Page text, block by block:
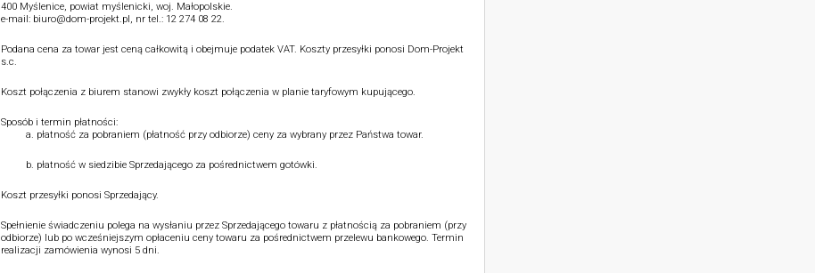
400 Myślenice, powiat myślenicki, woj. Małopolskie.
e-mail: biuro@dom-projekt.pl, nr tel.: 12 274 08 22.
Podana cena za towar jest ceną całkowitą i obejmuje podatek VAT. Koszty przesyłki ponosi Dom-Projekt
s.c.
Koszt połączenia z biurem stanowi zwykły koszt połączenia w planie taryfowym kupującego.
Sposób i termin płatności:
płatność za pobraniem (płatność przy odbiorze) ceny za wybrany przez Państwa towar.
płatność w siedzibie Sprzedającego za pośrednictwem gotówki.
Koszt przesyłki ponosi Sprzedający.
Spełnienie świadczeniu polega na wysłaniu przez Sprzedającego towaru z płatnością za pobraniem (przy
odbiorze) lub po wcześniejszym opłaceniu ceny towaru za pośrednictwem przelewu bankowego. Termin
realizacji zamówienia wynosi 5 dni.